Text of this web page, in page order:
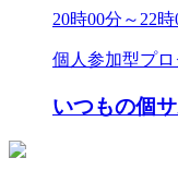
20時00分～22時
個人参加型プロ
いつもの個